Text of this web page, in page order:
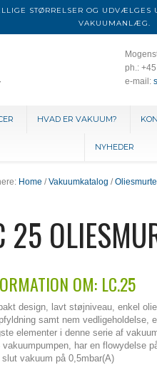
STØRRELSER OG
VAKUUMANLÆG.
ph.:
e-mail:
HVAD ER VAKUUM?
NYHEDER
Home /Vakuumkatalog /
25
OM: LC.25
design, lavt støjniveau, enkel
samt nem vedligeholdelse,
elementer i denne serie af
vakuumpumpen, har en flowydelse
slut vakuum på 0,5mbar(A)